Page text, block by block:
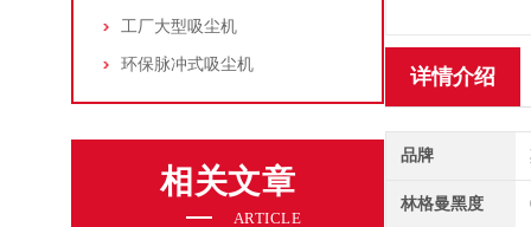
工厂大型吸尘机
环保脉冲式吸尘机
相关文章
ARTICLE
详情介绍
品牌
林格曼黑度